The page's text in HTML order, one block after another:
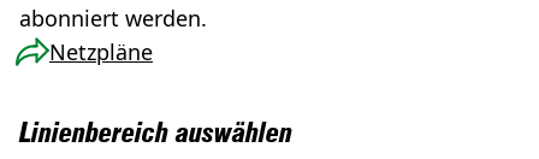
abonniert werden.
Netzpläne
Linienbereich auswählen